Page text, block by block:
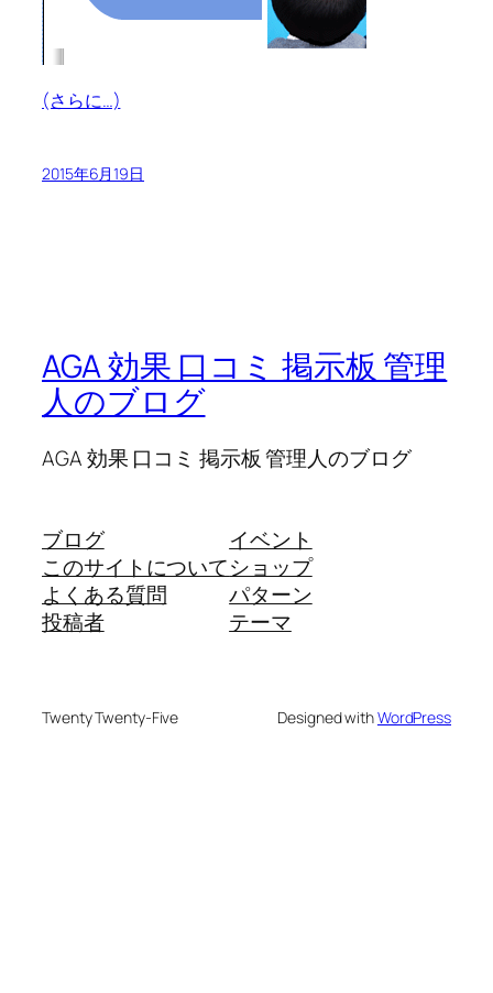
(さらに…)
2015年6月19日
AGA 効果 口コミ 掲示板 管理
人のブログ
AGA 効果 口コミ 掲示板 管理人のブログ
ブログ
このサイトについて
よくある質問
投稿者
イベント
ショップ
パターン
テーマ
Twenty Twenty-Five Designed withWordPress